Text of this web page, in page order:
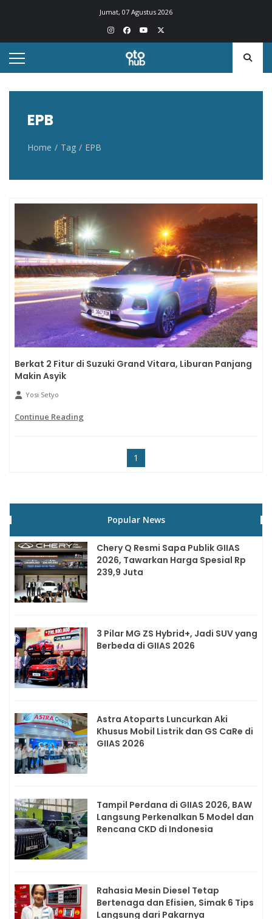
Jumat, 07 Agustus 2026
Otohub.co
Portal berita otomotif Indonesia terkini
EPB
Home Tag EPB
Berkat 2 Fitur di Suzuki Grand Vitara, Liburan Panjang
Makin Asyik
Yosi Setyo
Continue Reading
1
Popular News
Chery Q Resmi Sapa Publik GIIAS
2026, Tawarkan Harga Spesial Rp
239,9 Juta
3 Pilar MG ZS Hybrid+, Jadi SUV yang
Berbeda di GIIAS 2026
Astra Atoparts Luncurkan Aki
Khusus Mobil Listrik dan GS CaRe di
GIIAS 2026
Tampil Perdana di GIIAS 2026, BAW
Langsung Perkenalkan 5 Model dan
Rencana CKD di Indonesia
Rahasia Mesin Diesel Tetap
Bertenaga dan Efisien, Simak 6 Tips
Langsung dari Pakarnya